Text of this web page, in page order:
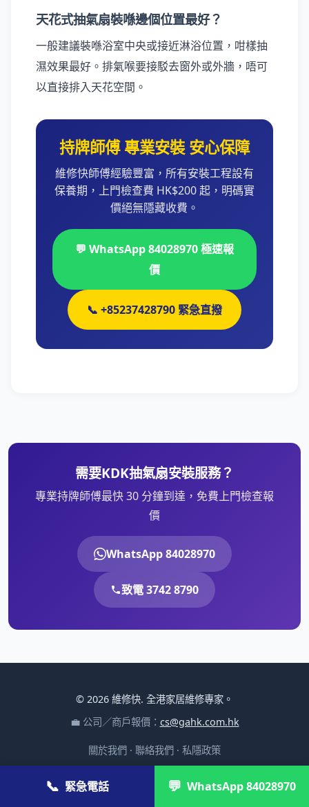
天花式抽氣扇裝喺邊個位置最好？
一般建議裝喺浴室中央或接近淋浴位置，咁樣抽
濕效果最好。排氣喉要接駁去窗外或外牆，唔可
以直接排入天花空間。
持牌師傅 專業安裝 安心保障
維修快師傅經驗豐富，所有安裝工程設有
保養期，上門檢查費 HK$200 起，明碼實
價絕無隱藏收費。
💬 WhatsApp 84028970 極速報
價
📞 +85237428790 緊急直撥
需要KDK抽氣扇安裝服務？
專業持牌師傅最快 30 分鐘到達，免費上門檢查報
價
WhatsApp 84028970
致電 3742 8790
© 2026 維修快. 全港家居維修專家。
💼 公司／商戶報價： cs@gahk.com.hk
關於我們 · 聯絡我們 · 私隱政策
觀看 400+ 部家電維修解說與保養教學
📞 緊急電話 💬 WhatsApp 84028970